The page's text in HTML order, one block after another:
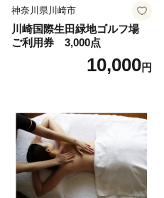
神奈川県川崎市
川崎国際生田緑地ゴルフ場
ご利用券 3,000点
10,000円